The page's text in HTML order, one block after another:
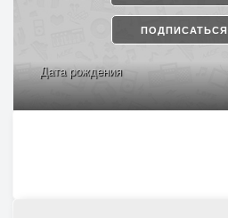
ПОДПИСАТЬСЯ
Дата рождения